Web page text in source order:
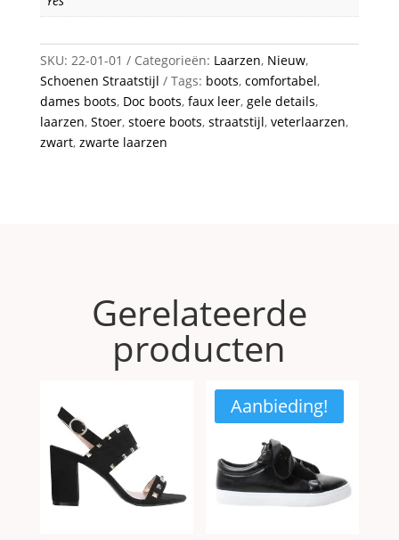
SKU: 22-01-01 Categorieën: Laarzen, Nieuw,
Schoenen Straatstijl
Tags: boots, comfortabel,
dames boots, Doc boots, faux leer, gele details,
laarzen, Stoer, stoere boots, straatstijl, veterlaarzen,
zwart, zwarte laarzen
Gerelateerde
producten
Aanbieding!